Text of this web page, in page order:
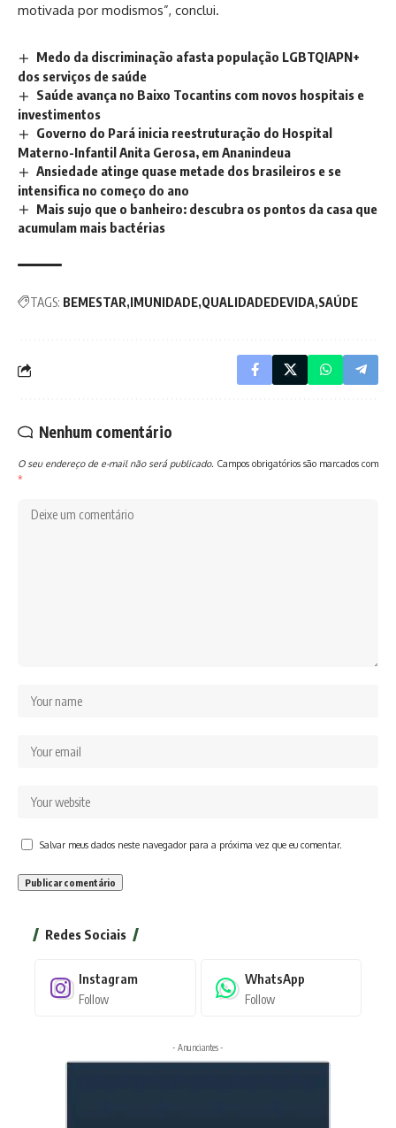
motivada por modismos”, conclui.
Medo da discriminação afasta população LGBTQIAPN+
dos serviços de saúde
Saúde avança no Baixo Tocantins com novos hospitais e
investimentos
Governo do Pará inicia reestruturação do Hospital
Materno-Infantil Anita Gerosa, em Ananindeua
Ansiedade atinge quase metade dos brasileiros e se
intensifica no começo do ano
Mais sujo que o banheiro: descubra os pontos da casa que
acumulam mais bactérias
TAGS: BEMESTAR IMUNIDADE QUALIDADEDEVIDA SAÚDE
Nenhum comentário
O seu endereço de e-mail não será publicado. Campos obrigatórios são marcados com
*
Salvar meus dados neste navegador para a próxima vez que eu comentar.
Redes Sociais
Instagram
Follow
WhatsApp
Follow
- Anunciantes -